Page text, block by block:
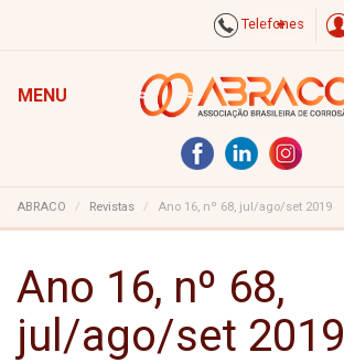
Telefones
MENU
ABRACO Revistas Ano 16, nº 68, jul/ago/set 2019
Ano 16, nº 68,
jul/ago/set 2019